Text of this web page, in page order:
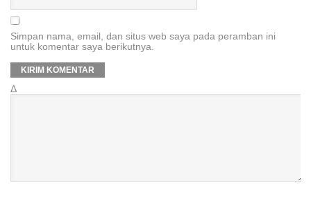
Simpan nama, email, dan situs web saya pada peramban ini
untuk komentar saya berikutnya.
Δ